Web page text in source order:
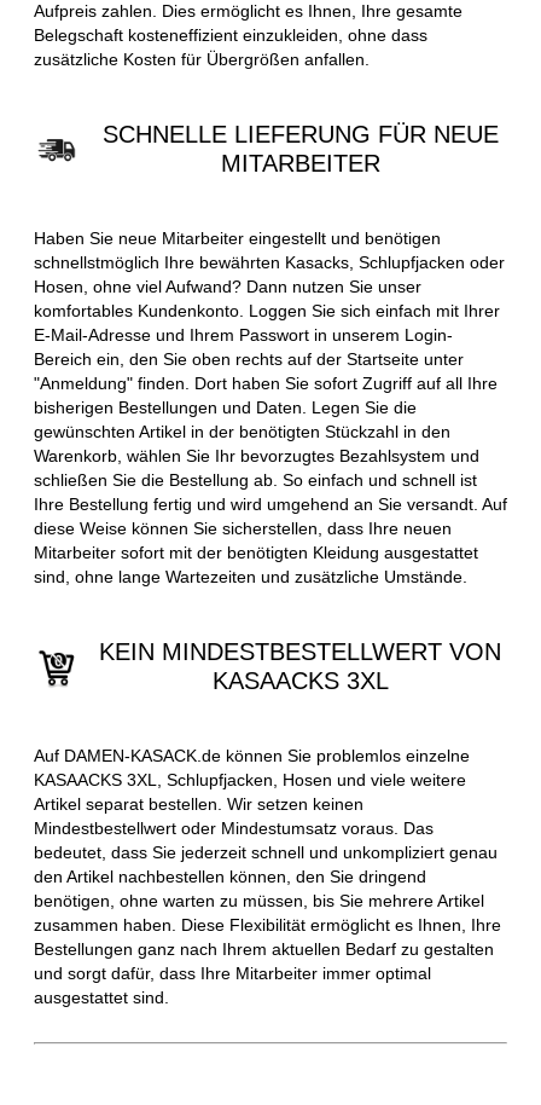
Aufpreis zahlen. Dies ermöglicht es Ihnen, Ihre gesamte
Belegschaft kosteneffizient einzukleiden, ohne dass
zusätzliche Kosten für Übergrößen anfallen.
SCHNELLE LIEFERUNG FÜR NEUE
MITARBEITER
Haben Sie neue Mitarbeiter eingestellt und benötigen
schnellstmöglich Ihre bewährten Kasacks, Schlupfjacken oder
Hosen, ohne viel Aufwand? Dann nutzen Sie unser
komfortables Kundenkonto. Loggen Sie sich einfach mit Ihrer
E-Mail-Adresse und Ihrem Passwort in unserem Login-
Bereich ein, den Sie oben rechts auf der Startseite unter
"Anmeldung" finden. Dort haben Sie sofort Zugriff auf all Ihre
bisherigen Bestellungen und Daten. Legen Sie die
gewünschten Artikel in der benötigten Stückzahl in den
Warenkorb, wählen Sie Ihr bevorzugtes Bezahlsystem und
schließen Sie die Bestellung ab. So einfach und schnell ist
Ihre Bestellung fertig und wird umgehend an Sie versandt. Auf
diese Weise können Sie sicherstellen, dass Ihre neuen
Mitarbeiter sofort mit der benötigten Kleidung ausgestattet
sind, ohne lange Wartezeiten und zusätzliche Umstände.
KEIN MINDESTBESTELLWERT VON
KASAACKS 3XL
Auf DAMEN-KASACK.de können Sie problemlos einzelne
KASAACKS 3XL, Schlupfjacken, Hosen und viele weitere
Artikel separat bestellen. Wir setzen keinen
Mindestbestellwert oder Mindestumsatz voraus. Das
bedeutet, dass Sie jederzeit schnell und unkompliziert genau
den Artikel nachbestellen können, den Sie dringend
benötigen, ohne warten zu müssen, bis Sie mehrere Artikel
zusammen haben. Diese Flexibilität ermöglicht es Ihnen, Ihre
Bestellungen ganz nach Ihrem aktuellen Bedarf zu gestalten
und sorgt dafür, dass Ihre Mitarbeiter immer optimal
ausgestattet sind.